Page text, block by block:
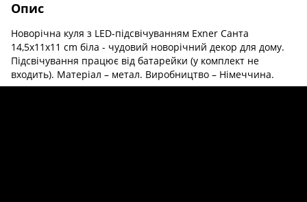
Опис
Новорічна куля з LED-підсвічуванням Exner Cанта
14,5x11x11 cm біла - чудовий новорічний декор для дому.
Підсвічування працює від батарейки (у комплект не
входить). Матеріал – метал. Виробництво – Німеччина.